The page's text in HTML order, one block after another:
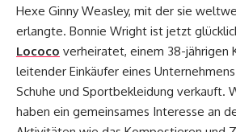
Hexe Ginny Weasley, mit der sie
erlangte. Bonnie Wright ist jetzt
Lococo verheiratet, einem 38-jährigen
leitender Einkäufer eines
Schuhe und Sportbekleidung verkauft.
haben ein gemeinsames Interesse an